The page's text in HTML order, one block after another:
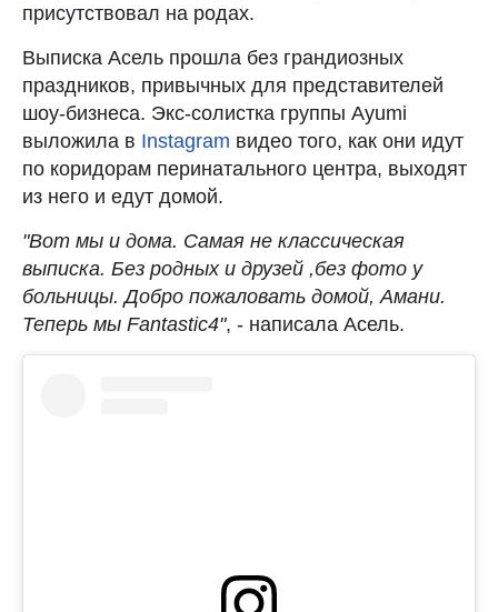
присутствовал на родах.
Выписка Асель прошла без грандиозных
праздников, привычных для представителей
шоу-бизнеса. Экс-солистка группы Ayumi
выложила в Instagram видео того, как они идут
по коридорам перинатального центра, выходят
из него и едут домой.
"Вот мы и дома. Самая не классическая
выписка. Без родных и друзей ,без фото у
больницы. Добро пожаловать домой, Амани.
Теперь мы Fantastic4", - написала Асель.